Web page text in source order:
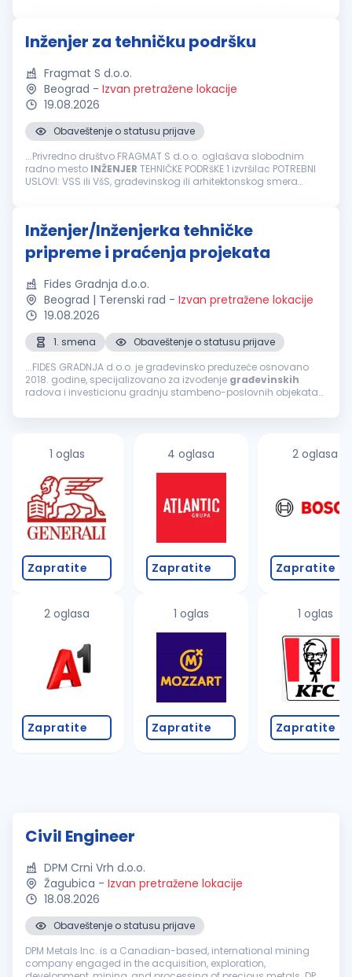
Inženjer za tehničku podršku
Fragmat S d.o.o.
Beograd - Izvan pretražene lokacije
19.08.2026
Obaveštenje o statusu prijave
...Privredno društvo FRAGMAT S d.o.o. oglašava slobodnim
radno mesto INŽENJER TEHNIČKE PODRšKE 1 izvršilac POTREBNI
USLOVI: VSS ili VšS, građevinskog ili arhitektonskog smera
Inženjer/Inženjerka tehničke
pripreme i praćenja projekata
Fides Gradnja d.o.o.
Beograd | Terenski rad - Izvan pretražene lokacije
19.08.2026
1. smena
Obaveštenje o statusu prijave
...FIDES GRADNJA d.o.o. je građevinsko preduzeće osnovano
2018. godine, specijalizovano za izvođenje građevinskih
radova i investicionu gradnju stambeno-poslovnih objekata
preciznoj...
1 oglas
Zapratite
2 oglasa
Zapratite
4 oglasa
Zapratite
1 oglas
Zapratite
2 oglasa
Zapratite
1 oglas
Zapratite
Civil Engineer
DPM Crni Vrh d.o.o.
Žagubica - Izvan pretražene lokacije
18.08.2026
Obaveštenje o statusu prijave
DPM Metals Inc. is a Canadian-based, international mining
company engaged in the acquisition, exploration,